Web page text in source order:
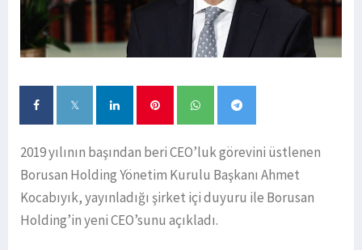
2019 yılının başından beri CEO’luk görevini üstlenen
Borusan Holding Yönetim Kurulu Başkanı Ahmet
Kocabıyık, yayınladığı şirket içi duyuru ile Borusan
Holding’in yeni CEO’sunu açıkladı.